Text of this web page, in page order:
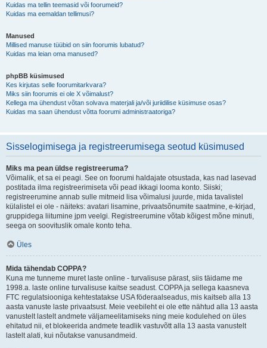
Kuidas ma tellin teemasid või foorumeid?
Kuidas ma eemaldan tellimusi?
Manused
Millised manuse tüübid on siin foorumis lubatud?
Kuidas ma leian oma manused?
phpBB küsimused
Kes kirjutas selle foorumitarkvara?
Miks siin foorumis ei ole X võimalust?
Kellega ma ühendust võtan solvava materjali ja/või juriidilise küsimuse osas?
Kuidas ma saan ühendust võtta foorumi administraatoriga?
Sisselogimisega ja registreerumisega seotud küsimused
Miks ma pean üldse registreeruma?
Võimalik, et sa ei peagi. See on foorumi haldajate otsustada, kas nad lasevad
postitada ilma registreerimiseta või pead ikkagi looma konto. Siiski;
registreerumine annab sulle mitmeid lisa võimalusi juurde, mida tavalistel
külalistel ei ole - näiteks: avatari lisamine, privaatsõnumite saatmine, e-kirjad,
gruppidega liitumine jpm veelgi. Registreerumine võtab kõigest mõne minuti,
seega on soovituslik omale konto teha.
Üles
Mida tähendab COPPA?
Kuna me tunneme muret laste online - turvalisuse pärast, siis täidame me
1998.a. laste online turvalisuse kaitse seadust. COPPA ja sellega kaasneva
FTC regulatsiooniga kehtestatakse USA föderaalseadus, mis kaitseb alla 13
aasta vanuste laste privaatsust. Meie veebileht ei ole ette nähtud alla 13 aasta
vanustelt lastelt andmete väljameelitamiseks ning meie kodulehed on üles
ehitatud nii, et blokeerida andmete teadlik vastuvõtt alla 13 aasta vanustelt
lastelt alati, kui nõutakse vanusandmeid.